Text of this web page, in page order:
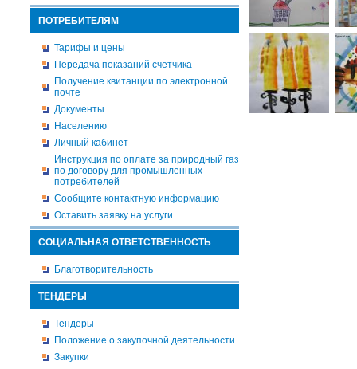
ПОТРЕБИТЕЛЯМ
Тарифы и цены
Передача показаний счетчика
Получение квитанции по электронной
почте
Документы
Населению
Личный кабинет
Инструкция по оплате за природный газ
по договору для промышленных
потребителей
Сообщите контактную информацию
Оставить заявку на услуги
СОЦИАЛЬНАЯ ОТВЕТСТВЕННОСТЬ
Благотворительность
ТЕНДЕРЫ
Тендеры
Положение о закупочной деятельности
Закупки